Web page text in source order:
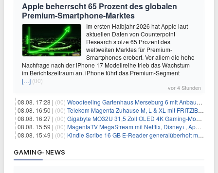
Apple beherrscht 65 Prozent des globalen
Premium-Smartphone-Marktes
Im ersten Halbjahr 2026 hat Apple laut
aktuellen Daten von Counterpoint
Research stolze 65 Prozent des
weltweiten Marktes für Premium-
Smartphones erobert. Vor allem die hohe
Nachfrage nach der iPhone 17 Modellreihe trieb das Wachstum
im Berichtszeitraum an. iPhone führt das Premium-Segment
[…] (00)
vor 4 Stunden
08.08. 17:28 | (00) Woodfeeling Gartenhaus Merseburg 6 mit Anbaudach für 1.048€
08.08. 16:50 | (00) Telekom Magenta Zuhause M, L & XL mit FRITZ!Box 7690 für 1€ und 220€ Bonus (effektiv ab 19,74€/Monat)
08.08. 16:27 | (00) Gigabyte MO32U 31,5 Zoll OLED 4K Gaming-Monitor für 549€
08.08. 15:59 | (00) MagentaTV MegaStream mit Netflix, Disney+, Apple TV+ & RTL+ für 30€/Monat (effektiv 20,83€/Monat)
08.08. 15:49 | (00) Kindle Scribe 16 GB E-Reader generalüberholt mit Eingabestift für 197,99€
GAMING-NEWS